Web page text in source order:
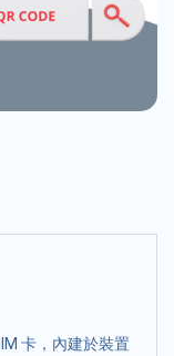
卡，內建於裝置